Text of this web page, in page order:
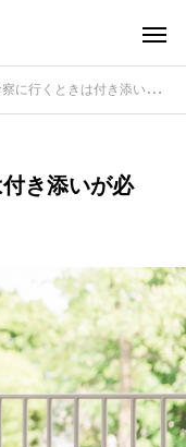
きは付き添いが必要？家族以外もあり？
き添いが必